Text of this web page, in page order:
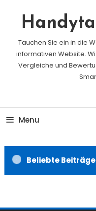
Tauchen Sie ein in die
informativen Website.
Vergleiche und
Menu
Beliebte Beiträge